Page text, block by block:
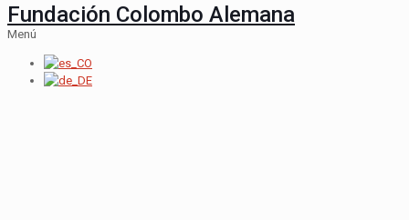
Fundación Colombo Alemana
Menú